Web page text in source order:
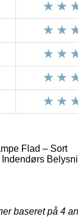
Flad – Sort
baseret på 4